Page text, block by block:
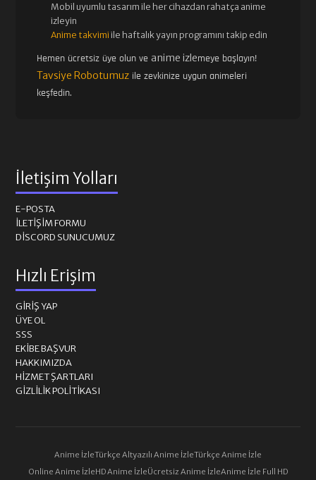
Mobil uyumlu tasarım ile her cihazdan rahatça anime
izleyin
Anime takvimi ile haftalık yayın programını takip edin
Hemen ücretsiz üye olun ve anime izlemeye başlayın!
Tavsiye Robotumuz ile zevkinize uygun animeleri
keşfedin.
İletişim Yolları
E-POSTA
İLETIŞIM FORMU
DISCORD SUNUCUMUZ
Hızlı Erişim
GIRIŞ YAP
ÜYE OL
SSS
EKIBE BAŞVUR
HAKKIMIZDA
HIZMET ŞARTLARI
GIZLILIK POLITIKASI
Anime İzleTürkçe Altyazılı Anime İzleTürkçe Anime İzle
Online Anime İzleHD Anime İzleÜcretsiz Anime İzleAnime İzle Full HD